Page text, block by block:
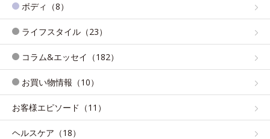
ボディ（8）
ライフスタイル（23）
コラム&エッセイ（182）
お買い物情報（10）
お客様エピソード（11）
ヘルスケア（18）